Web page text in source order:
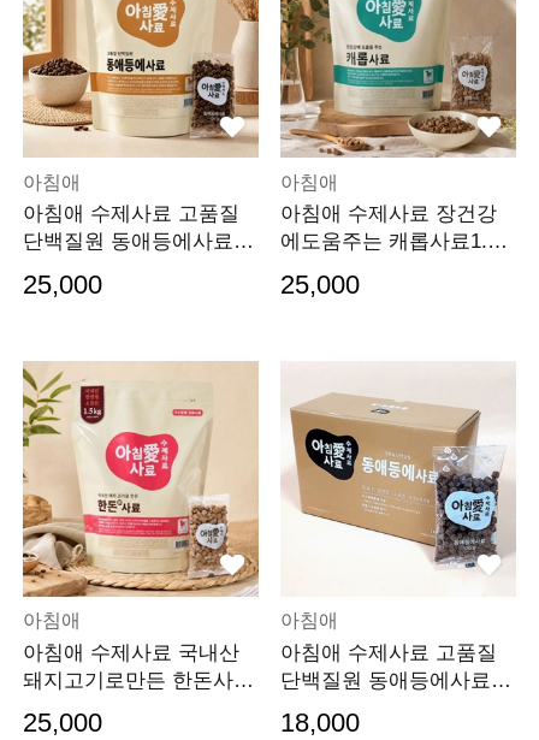
아침애
아침애 수제사료 고품질
단백질원 동애등에사료1.
25,000
아침애
아침애 수제사료 장건강
에도움주는 캐롭사료1.5k
25,000
아침애
아침애 수제사료 국내산
돼지고기로만든 한돈사료
1.5kg+버거100g증정
25,000
아침애
아침애 수제사료 고품질
단백질원 동애등에사료(1
kg)+버거100g증정
18,000